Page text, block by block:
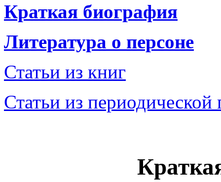
Краткая биография
Литература о персоне
Статьи из книг
Статьи из периодической